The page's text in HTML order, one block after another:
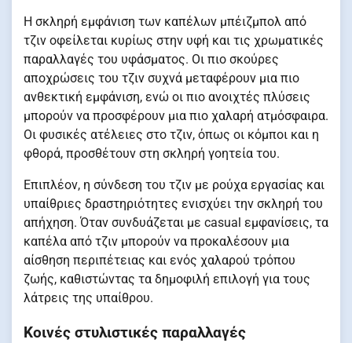
Η σκληρή εμφάνιση των καπέλων μπέιζμπολ από
τζιν οφείλεται κυρίως στην υφή και τις χρωματικές
παραλλαγές του υφάσματος. Οι πιο σκούρες
αποχρώσεις του τζιν συχνά μεταφέρουν μια πιο
ανθεκτική εμφάνιση, ενώ οι πιο ανοιχτές πλύσεις
μπορούν να προσφέρουν μια πιο χαλαρή ατμόσφαιρα.
Οι φυσικές ατέλειες στο τζιν, όπως οι κόμποι και η
φθορά, προσθέτουν στη σκληρή γοητεία του.
Επιπλέον, η σύνδεση του τζιν με ρούχα εργασίας και
υπαίθριες δραστηριότητες ενισχύει την σκληρή του
απήχηση. Όταν συνδυάζεται με casual εμφανίσεις, τα
καπέλα από τζιν μπορούν να προκαλέσουν μια
αίσθηση περιπέτειας και ενός χαλαρού τρόπου
ζωής, καθιστώντας τα δημοφιλή επιλογή για τους
λάτρεις της υπαίθρου.
Κοινές στυλιστικές παραλλαγές